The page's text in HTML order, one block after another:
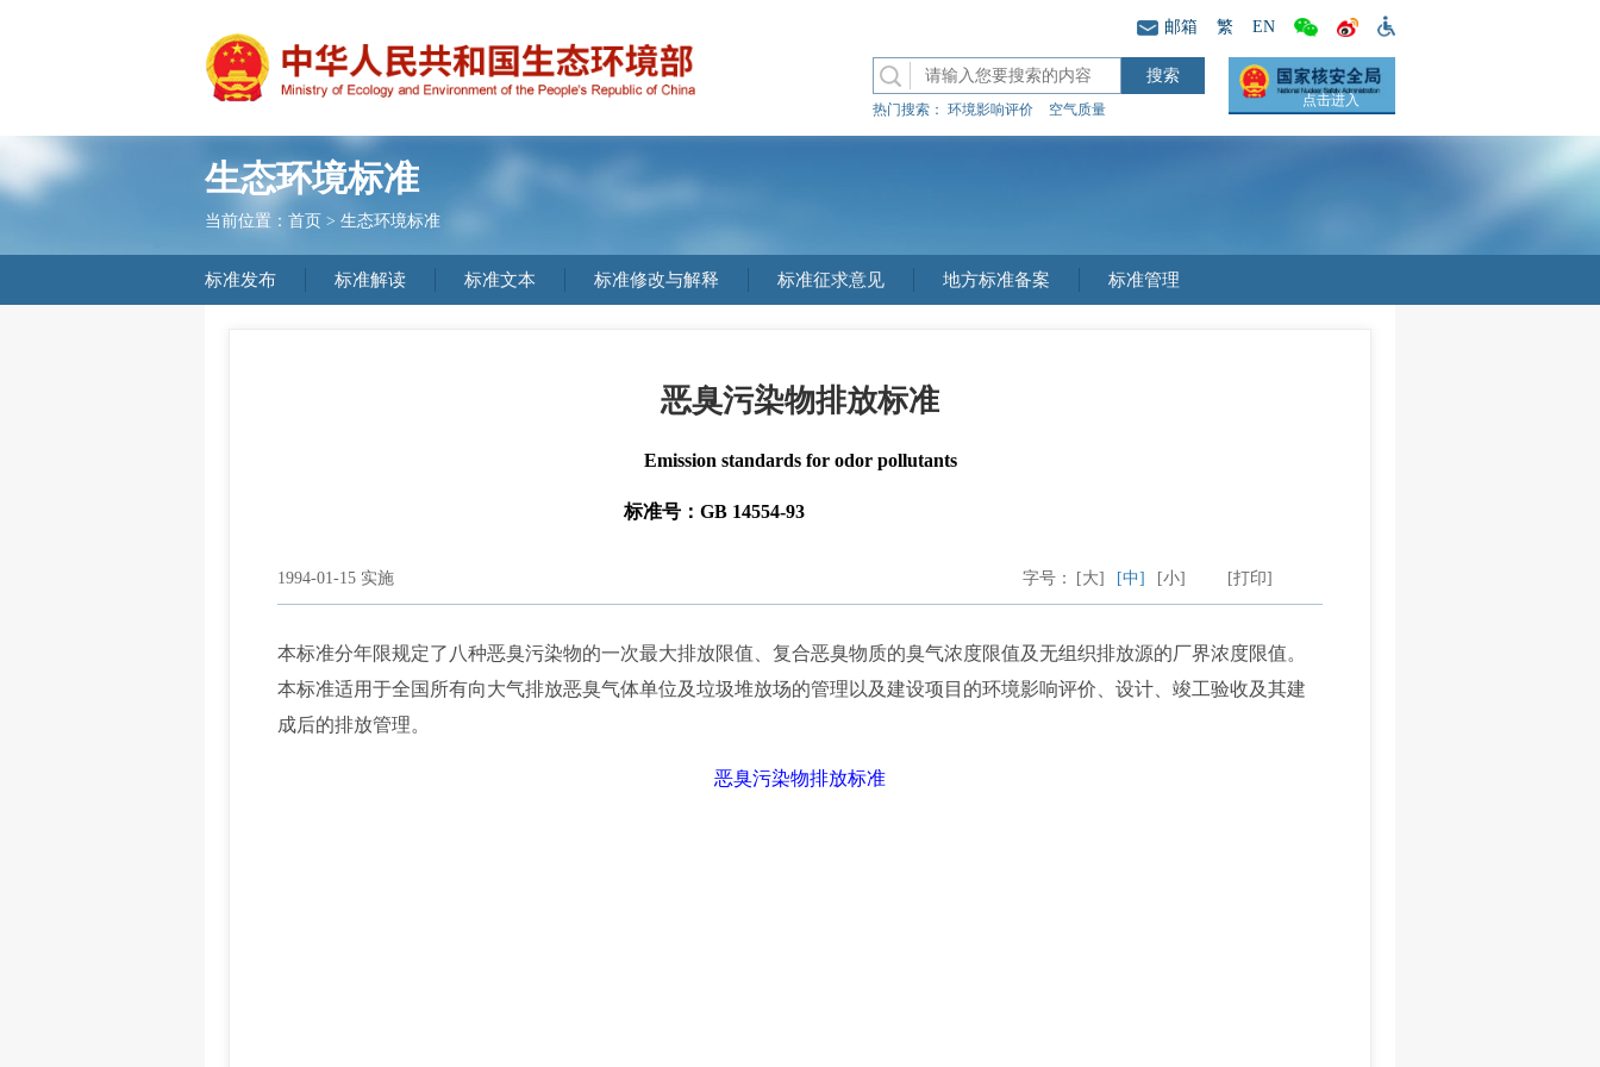
邮箱 繁 EN
热门搜索： 环境影响评价 空气质量
点击进入
生态环境标准
当前位置： 首页 > 生态环境标准
标准发布 标准解读 标准文本 标准修改与解释 标准征求意见 地方标准备案 标准管理
恶臭污染物排放标准
Emission standards for odor pollutants
标准号：GB 14554-93
1994-01-15 实施 [打印]
字号： [大] [中] [小]
本标准分年限规定了八种恶臭污染物的一次最大排放限值、复合恶臭物质的臭气浓度限值及无组织排放源的厂界浓度限值。
本标准适用于全国所有向大气排放恶臭气体单位及垃圾堆放场的管理以及建设项目的环境影响评价、设计、竣工验收及其建
成后的排放管理。
恶臭污染物排放标准